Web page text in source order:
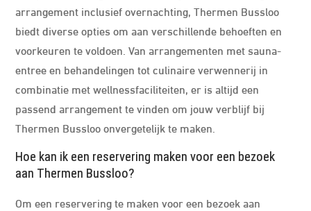
arrangement inclusief overnachting, Thermen Bussloo
biedt diverse opties om aan verschillende behoeften en
voorkeuren te voldoen. Van arrangementen met sauna-
entree en behandelingen tot culinaire verwennerij in
combinatie met wellnessfaciliteiten, er is altijd een
passend arrangement te vinden om jouw verblijf bij
Thermen Bussloo onvergetelijk te maken.
Hoe kan ik een reservering maken voor een bezoek
aan Thermen Bussloo?
Om een reservering te maken voor een bezoek aan